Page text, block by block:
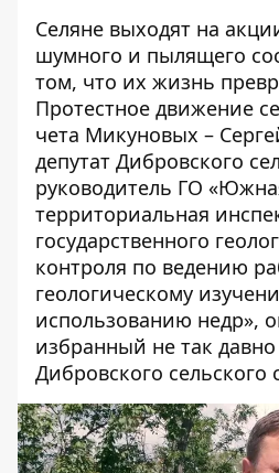
Селяне выходят на
шумного и пылящего
том, что их жизнь
Протестное движение
чета Микуновых –
депутат Дибровского
руководитель ГО
территориальная
государственного
контроля по ведению
геологическому
использованию недр»,
избранный не так
Дибровского сельского